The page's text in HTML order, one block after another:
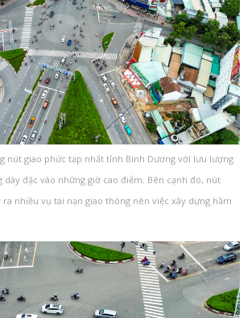
nút giao phức tạp nhất tỉnh Bình Dương với lưu lượng
dày đặc vào những giờ cao điểm. Bên cạnh đó, nút
ra nhiều vụ tai nạn giao thông nên việc xây dựng hầm